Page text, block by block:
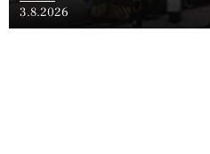
3.8.2026